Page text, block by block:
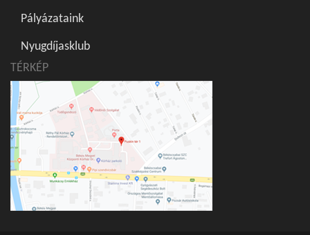
Pályázataink
Nyugdíjasklub
TÉRKÉP